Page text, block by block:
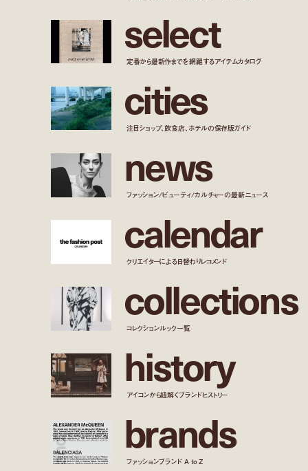
select
定番から最新作までを網羅するアイテムカタログ
cities
注目ショップ、飲食店、ホテルの保存版ガイド
news
ファッション/ビューティ/カルチャーの最新ニュース
calendar
クリエイターによる日替わりレコメンド
collections
コレクションルック一覧
history
アイコンから紐解くブランドヒストリー
brands
ファッションブランド A to Z